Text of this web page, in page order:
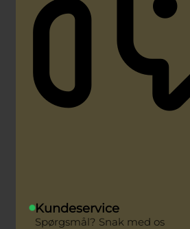
Kundeservice
Spørgsmål? Snak med os